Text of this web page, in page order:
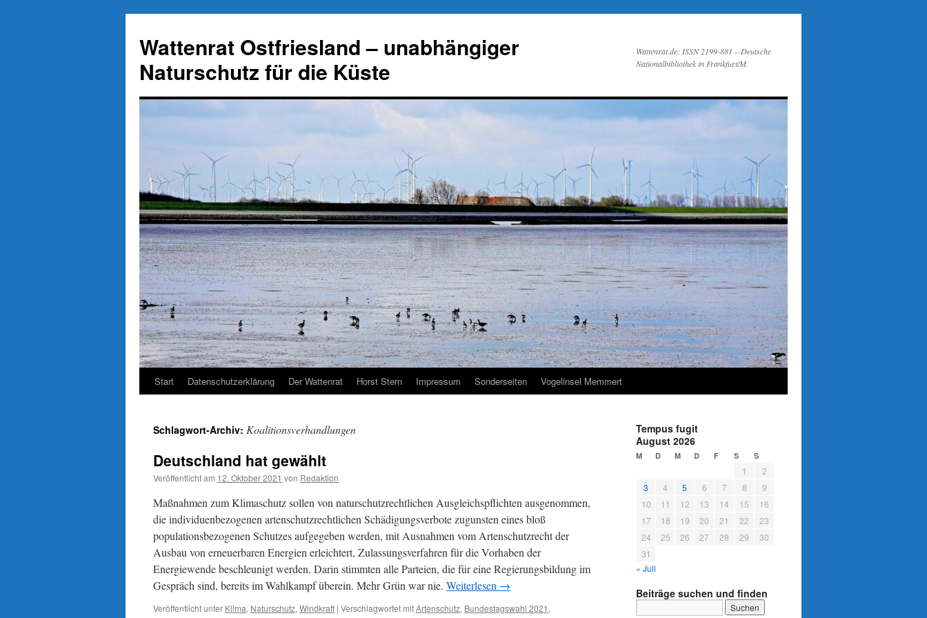
springen
Wattenrat Ostfriesland – unabhängiger
Naturschutz für die Küste
Wattenrat.de: ISSN 2199-881 – Deutsche
Nationalbibliothek in Frankfurt/M.
Start Datenschutzerklärung Der Wattenrat Horst Stern Impressum Sonderseiten Vogelinsel Memmert
Schlagwort-Archiv: Koalitionsverhandlungen
Deutschland hat gewählt
Veröffentlicht am 12. Oktober 2021 von Redaktion
Maßnahmen zum Klimaschutz sollen von naturschutzrechtlichen Ausgleichspflichten ausgenommen,
die individuenbezogenen artenschutzrechtlichen Schädigungsverbote zugunsten eines bloß
populationsbezogenen Schutzes aufgegeben werden, mit Ausnahmen vom Artenschutzrecht der
Ausbau von erneuerbaren Energien erleichtert, Zulassungsverfahren für die Vorhaben der
Energiewende beschleunigt werden. Darin stimmten alle Parteien, die für eine Regierungsbildung im
Gespräch sind, bereits im Wahlkampf überein. Mehr Grün war nie. Weiterlesen →
Veröffentlicht unter Klima, Naturschutz, Windkraft | Verschlagwortet mitArtenschutz, Bundestagswahl 2021 ,
Tempus fugit
August 2026
M D M D F S S
1
2
3
4 5 6 7 8
9
10
11 12 13 14 15
16
17
18 19 20 21 22
23
24
25 26 27 28 29
30
31
« Juli
Beiträge suchen und finden